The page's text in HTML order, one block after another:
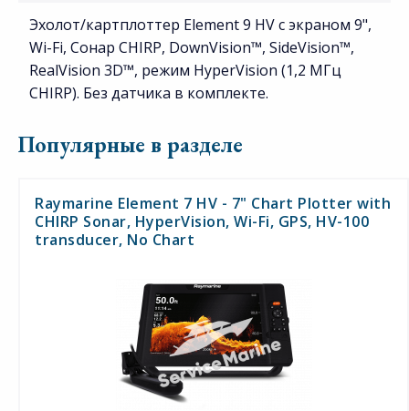
Эхолот/картплоттер Element 9 HV с экраном 9",
Wi-Fi, Сонар CHIRP, DownVision™, SideVision™,
RealVision 3D™, режим HyperVision (1,2 МГц
CHIRP). Без датчика в комплекте.
Популярные в разделе
Raymarine Element 7 HV - 7" Chart Plotter with
CHIRP Sonar, HyperVision, Wi-Fi, GPS, HV-100
transducer, No Chart